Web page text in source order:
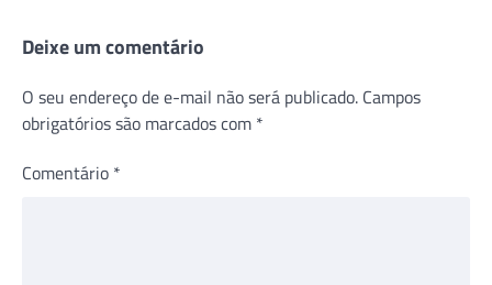
Deixe um comentário
O seu endereço de e-mail não será publicado. Campos
obrigatórios são marcados com *
Comentário *